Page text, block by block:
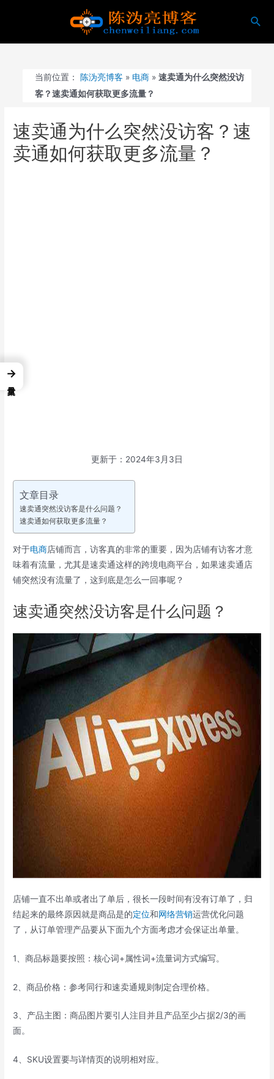
搜
当前位置： 陈沩亮博客 » 电商 »速卖通为什么突然没访
客？速卖通如何获取更多流量？
速卖通为什么突然没访客？速
卖通如何获取更多流量？
更新于：2024年3月3日
文章目录
速卖通突然没访客是什么问题？
速卖通如何获取更多流量？
对于电商店铺而言，访客真的非常的重要，因为店铺有访客才意
味着有流量，尤其是速卖通这样的跨境电商平台，如果速卖通店
铺突然没有流量了，这到底是怎么一回事呢？
速卖通突然没访客是什么问题？
店铺一直不出单或者出了单后，很长一段时间有没有订单了，归
结起来的最终原因就是商品是的定位和网络营销运营优化问题
了，从订单管理产品要从下面九个方面考虑才会保证出单量。
1、商品标题要按照：核心词+属性词+流量词方式编写。
2、商品价格：参考同行和速卖通规则制定合理价格。
3、产品主图：商品图片要引人注目并且产品至少占据2/3的画
面。
4、SKU设置要与详情页的说明相对应。
→